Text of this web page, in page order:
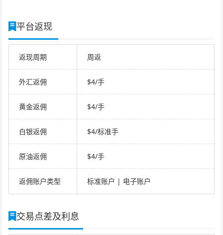
平台返现
返现周期 周返
外汇返佣 $4/手
黄金返佣 $4/手
白银返佣 $4/标准手
原油返佣 $4/手
返佣账户类型 标准账户 | 电子账户
交易点差及利息